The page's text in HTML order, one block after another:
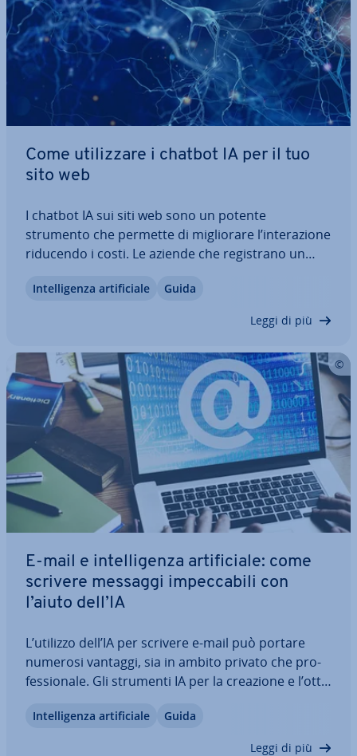
Come uti­liz­za­re i chatbot IA per il tuo
sito web
I chatbot IA sui siti web sono un potente
strumento che permette di mi­glio­ra­re l’in­te­ra­zio­ne
riducendo i costi. Le aziende che re­gi­stra­no un
de­ra­no au­to­ma­tiz­za­re il proprio servizio clienti
In­tel­li­gen­za ar­ti­fi­cia­le Guida
Leggi di più
E-mail e in­tel­li­gen­za ar­ti­fi­cia­le: come
scrivere messaggi im­pec­ca­bi­li con
l’aiuto dell’IA
L’utilizzo dell’IA per scrivere e-mail può portare
numerosi vantaggi, sia in ambito privato che pro­
fes­sio­na­le. Gli strumenti IA per la creazione e l’ot­ti­
lo­ciz­za­re il processo di scrittura e mi­glio­ra­re la
In­tel­li­gen­za ar­ti­fi­cia­le Guida
Leggi di più